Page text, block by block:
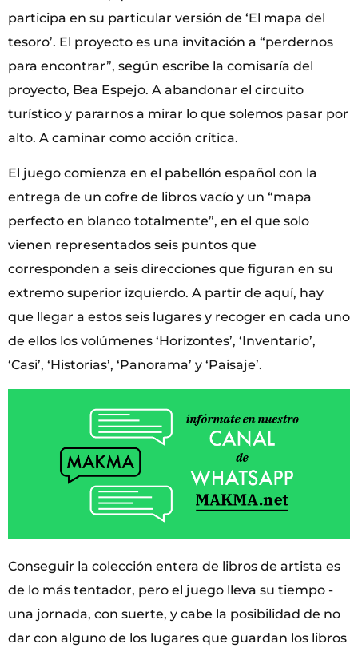
participa en su particular versión de ‘El mapa del
tesoro’. El proyecto es una invitación a “perdernos
para encontrar”, según escribe la comisaría del
proyecto, Bea Espejo. A abandonar el circuito
turístico y pararnos a mirar lo que solemos pasar por
alto. A caminar como acción crítica.
El juego comienza en el pabellón español con la
entrega de un cofre de libros vacío y un “mapa
perfecto en blanco totalmente”, en el que solo
vienen representados seis puntos que
corresponden a seis direcciones que figuran en su
extremo superior izquierdo. A partir de aquí, hay
que llegar a estos seis lugares y recoger en cada uno
de ellos los volúmenes ‘Horizontes’, ‘Inventario’,
‘Casi’, ‘Historias’, ‘Panorama’ y ‘Paisaje’.
Conseguir la colección entera de libros de artista es
de lo más tentador, pero el juego lleva su tiempo -
una jornada, con suerte, y cabe la posibilidad de no
dar con alguno de los lugares que guardan los libros